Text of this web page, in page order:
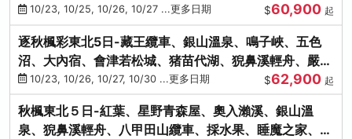
牡蠣10/23, 10/25, 10/26, 10/27 ...更多日期 $60,900 起
逐秋楓彩東北5日-藏王纜車、銀山溫泉、鳴子峽、五色
沼、大內宿、會津若松城、猪苗代湖、猊鼻溪輕舟、嚴美
溪、松島海灣遊船
10/23, 10/26, 10/27, 10/30 ...更多日期 $62,900 起
秋楓東北５日-紅葉、星野青森屋、奧入瀨溪、銀山溫
泉、猊鼻溪輕舟、八甲田山纜車、採水果、睡魔之家、法